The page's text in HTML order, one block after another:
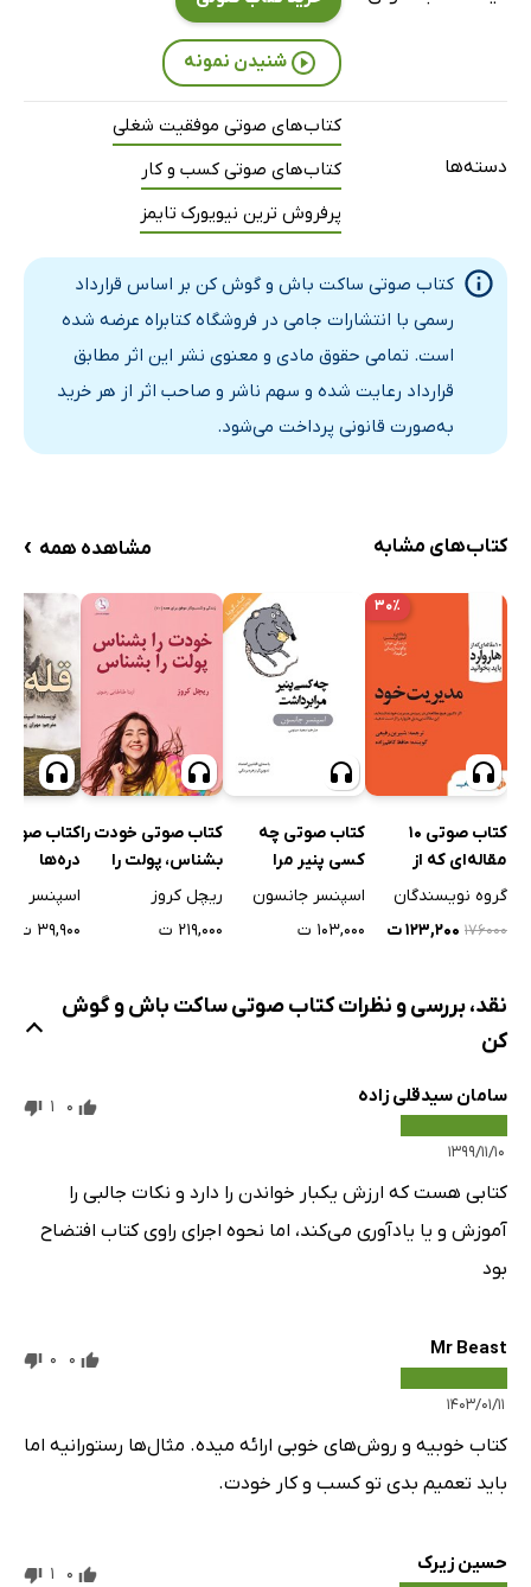
شنیدن نمونه
دسته‌ها
کتاب‌های صوتی موفقیت شغلی
کتاب‌های صوتی کسب و کار
پرفروش ترین نیویورک تایمز
کتاب صوتی ساکت باش و گوش کن بر اساس قرارداد
رسمی با انتشارات جامی در فروشگاه کتابراه عرضه شده
است. تمامی حقوق مادی و معنوی نشر این اثر مطابق
قرارداد رعایت شده و سهم ناشر و صاحب اثر از هر خرید
به‌صورت قانونی پرداخت می‌شود.
کتاب‌های مشابه مشاهده همه ›
۳۰٪
کتاب صوتی 10
مقاله‌ای که از
هاروارد باید
خود
گروه نویسندگان
۱۷۶۰۰۰ ۱۲۳,۲۰۰ ت
کتاب صوتی چه
کسی پنیر مرا
برداشت؟
اسپنسر جانسون
۱۰۳,۰۰۰ ت
کتاب صوتی خودت را
بشناس، پولت را
بشناس
ریچل کروز
۲۱۹,۰۰۰ ت
کتاب
دره‌ها
اسپنسر
۳۹,۹۰۰ ت
نقد، بررسی و نظرات کتاب صوتی ساکت باش و گوش
کن
سامان سیدقلی زاده
۱۳۹۹/۱۱/۱۰
0
1
کتابی هست که ارزش یکبار خواندن را دارد و نکات جالبی را
آموزش و یا یادآوری می‌کند، اما نحوه اجرای راوی کتاب افتضاح
بود
Mr Beast
۱۴۰۳/۰۱/۱۱
0
0
کتاب خوبیه و روش‌های خوبی ارائه میده. مثال‌ها رستورانیه اما
باید تعمیم بدی تو کسب و کار خودت.
حسین زیرک 0
1